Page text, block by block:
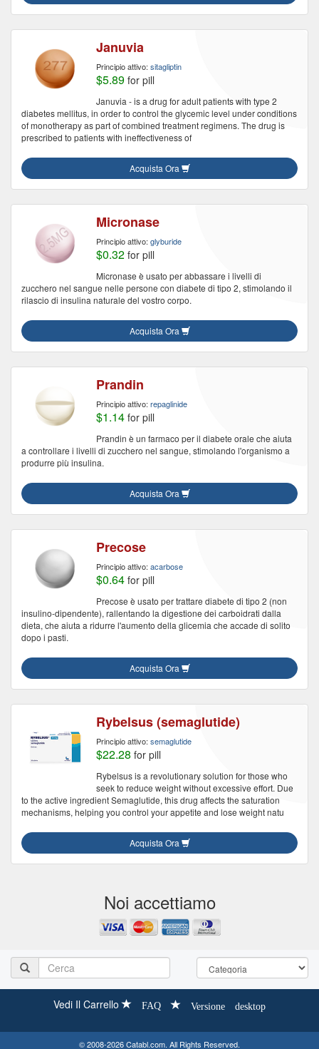
Januvia
Principio attivo: sitagliptin
$5.89 for pill
Januvia - is a drug for adult patients with type 2
diabetes mellitus, in order to control the glycemic level under conditions
of monotherapy as part of combined treatment regimens. The drug is
prescribed to patients with ineffectiveness of
Acquista Ora
Micronase
Principio attivo: glyburide
$0.32 for pill
Micronase è usato per abbassare i livelli di
zucchero nel sangue nelle persone con diabete di tipo 2, stimolando il
rilascio di insulina naturale del vostro corpo.
Acquista Ora
Prandin
Principio attivo: repaglinide
$1.14 for pill
Prandin è un farmaco per il diabete orale che aiuta
a controllare i livelli di zucchero nel sangue, stimolando l'organismo a
produrre più insulina.
Acquista Ora
Precose
Principio attivo: acarbose
$0.64 for pill
Precose è usato per trattare diabete di tipo 2 (non
insulino-dipendente), rallentando la digestione dei carboidrati dalla
dieta, che aiuta a ridurre l'aumento della glicemia che accade di solito
dopo i pasti.
Acquista Ora
Rybelsus (semaglutide)
Principio attivo: semaglutide
$22.28 for pill
Rybelsus is a revolutionary solution for those who
seek to reduce weight without excessive effort. Due
to the active ingredient Semaglutide, this drug affects the saturation
mechanisms, helping you control your appetite and lose weight natu
Acquista Ora
Noi accettiamo
Vedi Il Carrello FAQ Versione desktop
© 2008-2026 Catabl.com. All Rights Reserved.